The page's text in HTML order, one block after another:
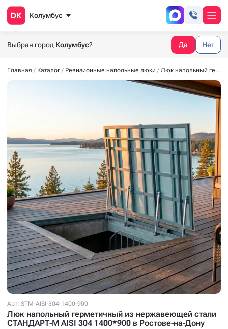
Колумбус
Выбран город Колумбус? Да Нет
Главная Каталог Ревизионные напольные люки Люк напольный герметичный из нержавеющей стали СТАНДАРТ-М AISI 304 1400*900
Арт: STM-AISI-304-1400-900
Люк напольный герметичный из нержавеющей стали
СТАНДАРТ-М AISI 304 1400*900 в Ростове-на-Дону